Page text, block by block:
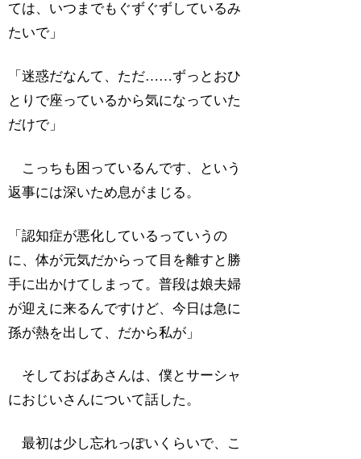
ては、いつまでもぐずぐずしているみ
たいで」
「迷惑だなんて、ただ……ずっとおひ
とりで座っているから気になっていた
だけで」
こっちも困っているんです、という
返事には深いため息がまじる。
「認知症が悪化しているっていうの
に、体が元気だからって目を離すと勝
手に出かけてしまって。普段は娘夫婦
が迎えに来るんですけど、今日は急に
孫が熱を出して、だから私が」
そしておばあさんは、僕とサーシャ
におじいさんについて話した。
最初は少し忘れっぽいくらいで、こ